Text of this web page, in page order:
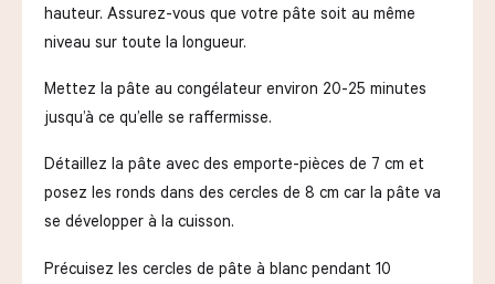
hauteur. Assurez-vous que votre pâte soit au même
niveau sur toute la longueur.
Mettez la pâte au congélateur environ 20-25 minutes
jusqu’à ce qu’elle se raffermisse.
Détaillez la pâte avec des emporte-pièces de 7 cm et
posez les ronds dans des cercles de 8 cm car la pâte va
se développer à la cuisson.
Précuisez les cercles de pâte à blanc pendant 10